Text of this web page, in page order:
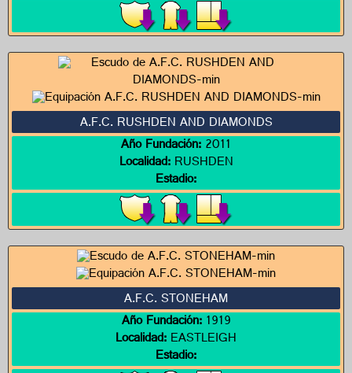
A.F.C. RUSHDEN AND DIAMONDS
Año Fundación:2011
Localidad:RUSHDEN
Estadio:
A.F.C. STONEHAM
Año Fundación:1919
Localidad:EASTLEIGH
Estadio: